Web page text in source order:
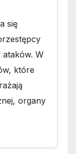
się
ataków. W
które
organy